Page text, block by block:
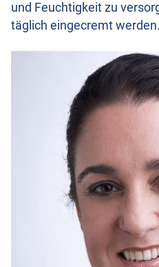
und Feuchtigkeit zu
täglich eingecremt werden.